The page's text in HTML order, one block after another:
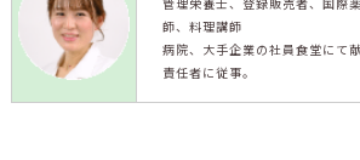
師、料理講師
病院、大手企業の社員食堂にて
責任者に従事。